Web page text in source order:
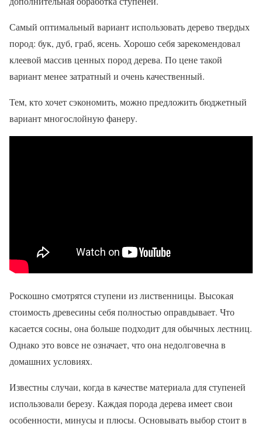
Самый оптимальный вариант использовать дерево твердых
пород: бук, дуб, граб, ясень. Хорошо себя зарекомендовал
клеевой массив ценных пород дерева. По цене такой
вариант менее затратный и очень качественный.
Тем, кто хочет сэкономить, можно предложить бюджетный
вариант многослойную фанеру.
Роскошно смотрятся ступени из лиственницы. Высокая
стоимость древесины себя полностью оправдывает. Что
касается сосны, она больше подходит для обычных лестниц.
Однако это вовсе не означает, что она недолговечна в
домашних условиях.
Известны случаи, когда в качестве материала для ступеней
использовали березу. Каждая порода дерева имеет свои
особенности, минусы и плюсы. Основывать выбор стоит в